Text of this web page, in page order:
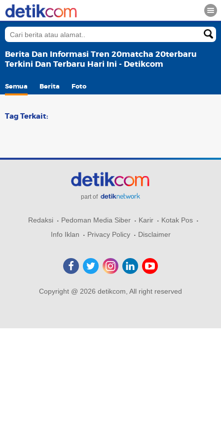
Berita Dan Informasi Tren 20matcha 20terbaru
Terkini Dan Terbaru Hari Ini - Detikcom
Semua Berita Foto
Tag Terkait:
part of
Redaksi Pedoman Media Siber Karir
Kotak Pos
Info Iklan
Privacy Policy Disclaimer
Copyright @ 2026 detikcom, All right reserved